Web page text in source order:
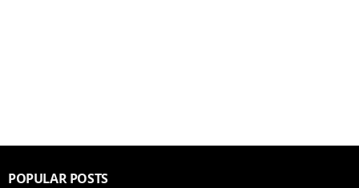
POPULAR POSTS